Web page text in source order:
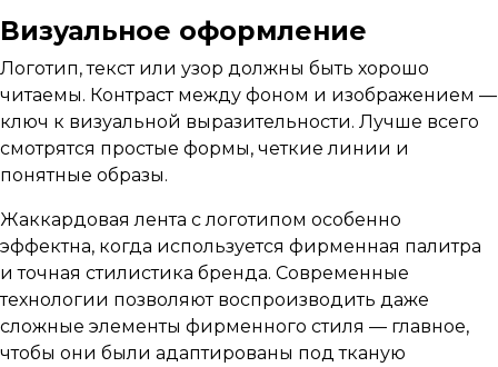
Визуальное оформление
Логотип, текст или узор должны быть хорошо
читаемы. Контраст между фоном и изображением —
ключ к визуальной выразительности. Лучше всего
смотрятся простые формы, четкие линии и
понятные образы.
Жаккардовая лента с логотипом особенно
эффектна, когда используется фирменная палитра
и точная стилистика бренда. Современные
технологии позволяют воспроизводить даже
сложные элементы фирменного стиля — главное,
чтобы они были адаптированы под тканую